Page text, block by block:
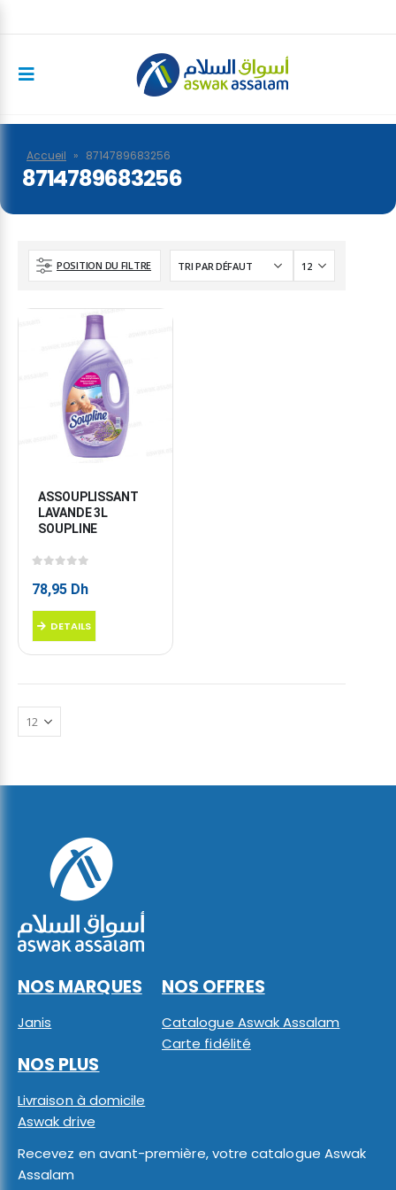
Accueil » 8714789683256
8714789683256
POSITION DU FILTRE
ASSOUPLISSANT
LAVANDE 3L
SOUPLINE
78,95 Dh
DETAILS
NOS MARQUES
Janis
NOS OFFRES
Catalogue Aswak Assalam
Carte fidélité
NOS PLUS
Livraison à domicile
Aswak drive
Recevez en avant-première, votre catalogue Aswak
Assalam